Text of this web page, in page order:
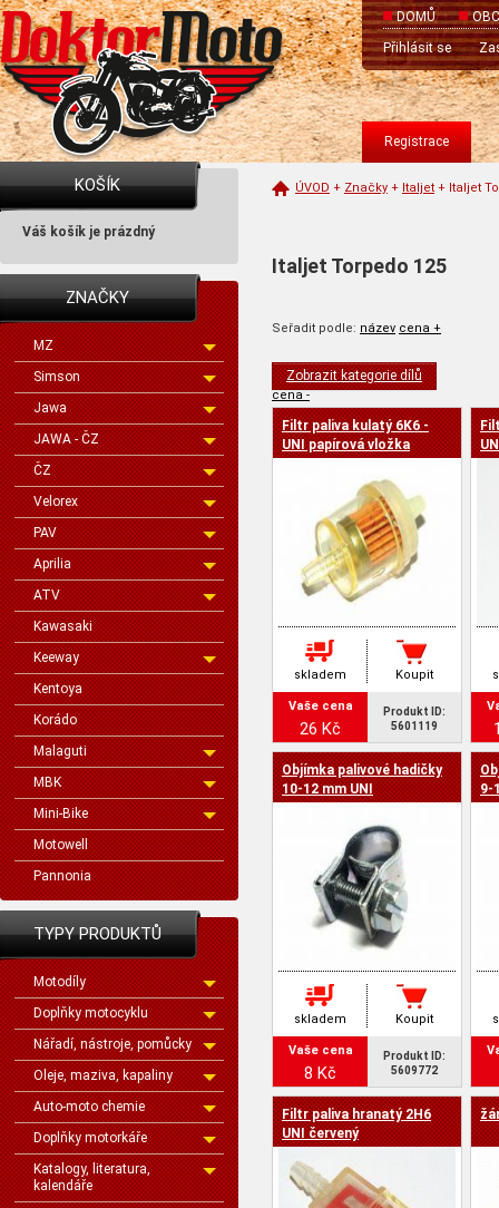
DOMŮ
Přihlásit se
Registrace
KOŠÍK
Váš košík je prázdný
ZNAČKY
MZ
Simson
Jawa
JAWA - ČZ
ČZ
Velorex
PAV
Aprilia
ATV
Kawasaki
Keeway
Kentoya
Korádo
Malaguti
MBK
Mini-Bike
Motowell
Pannonia
TYPY PRODUKTŮ
Motodíly
Doplňky motocyklu
Nářadí, nástroje, pomůcky
Oleje, maziva, kapaliny
Auto-moto chemie
Doplňky motorkáře
Katalogy, literatura,
kalendáře
ÚVOD + Značky + Italjet + Italjet
Italjet Torpedo 125
Seřadit podle: název cena +
cena -
Zobrazit kategorie dílů
Filtr paliva kulatý 6K6 -
UNI papírová vložka
skladem Koupit
Vaše cena
26 Kč
Produkt ID:
5601119
Objímka palivové hadičky
10-12 mm UNI
skladem Koupit
Vaše cena
8 Kč
Produkt ID:
5609772
9-
Filtr paliva hranatý 2H6
UNI červený